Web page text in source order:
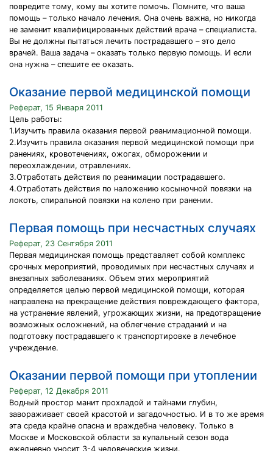
повредите тому, кому вы хотите помочь. Помните, что ваша
помощь – только начало лечения. Она очень важна, но никогда
не заменит квалифицированных действий врача – специалиста.
Вы не должны пытаться лечить пострадавшего – это дело
врачей. Ваша задача – оказать только первую помощь. И если
она нужна – спешите ее оказать.
Оказание первой медицинской помощи
Реферат, 15 Января 2011
Цель работы:
1.Изучить правила оказания первой реанимационной помощи.
2.Изучить правила оказания первой медицинской помощи при
ранениях, кровотечениях, ожогах, обморожении и
переохлаждении, отравлениях.
3.Отработать действия по реанимации пострадавшего.
4.Отработать действия по наложению косыночной повязки на
локоть, спиральной повязки на колено при ранении.
Первая помощь при несчастных случаях
Реферат, 23 Сентября 2011
Первая медицинская помощь представляет собой комплекс
срочных мероприятий, проводимых при несчастных случаях и
внезапных заболеваниях. Объем этих мероприятий
определяется целью первой медицинской помощи, которая
направлена на прекращение действия повреждающего фактора,
на устранение явлений, угрожающих жизни, на предотвращение
возможных осложнений, на облегчение страданий и на
подготовку пострадавшего к транспортировке в лечебное
учреждение.
Оказании первой помощи при утоплении
Реферат, 12 Декабря 2011
Водный простор манит прохладой и тайнами глубин,
завораживает своей красотой и загадочностью. И в то же время
эта среда крайне опасна и враждебна человеку. Только в
Москве и Московской области за купальный сезон вода
ежедневно уносит 3-4 человеческие жизни.